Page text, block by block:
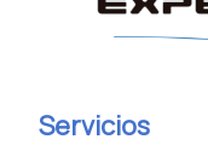
Servicios